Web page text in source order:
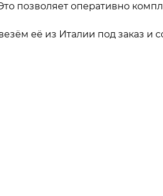
позволяет оперативно
её из Италии под заказ и